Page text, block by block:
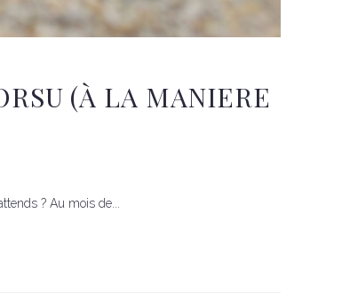
(À LA MANIERE
? Au mois de...